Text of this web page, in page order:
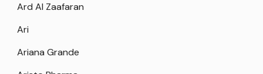
Ard Al Zaafaran
Ari
Ariana Grande